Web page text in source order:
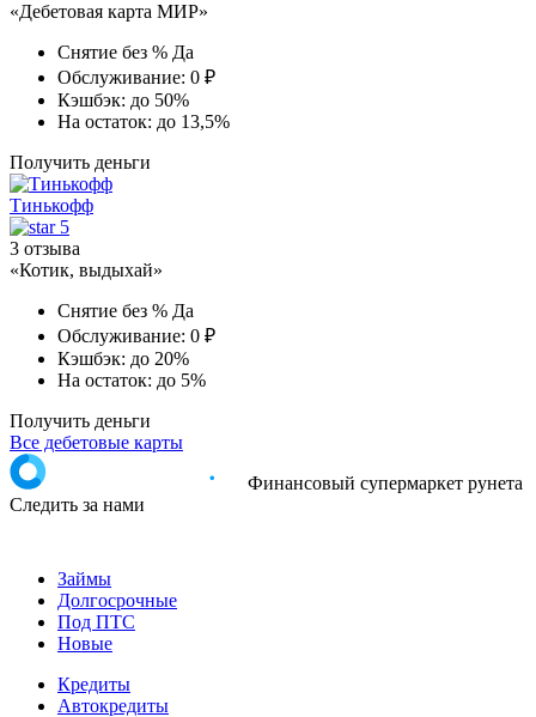
«Дебетовая карта МИР»
Снятие без % Да
Обслуживание: 0 ₽
Кэшбэк: до 50%
На остаток: до 13,5%
Получить деньги
Тинькофф
5
3 отзыва
«Котик, выдыхай»
Снятие без % Да
Обслуживание: 0 ₽
Кэшбэк: до 20%
На остаток: до 5%
Получить деньги
Все дебетовые карты
Финансовый супермаркет рунета
Следить за нами
Займы
Долгосрочные
Под ПТС
Новые
Кредиты
Автокредиты